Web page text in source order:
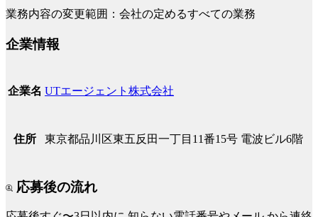
業務内容の変更範囲：会社の定めるすべての業務
企業情報
企業名 UTエージェント株式会社
住所 東京都品川区東五反田一丁目11番15号 電波ビル6階
応募後の流れ